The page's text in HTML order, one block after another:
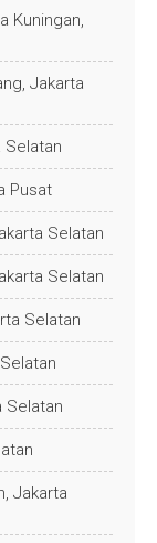
Kuningan,
Jakarta
Selatan
Pusat
Selatan
Selatan
Selatan
Selatan
Jakarta